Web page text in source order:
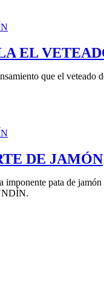
EL
que el
DE JAMÓN
imponente pata de